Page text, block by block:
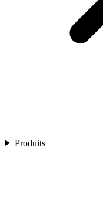
Produits